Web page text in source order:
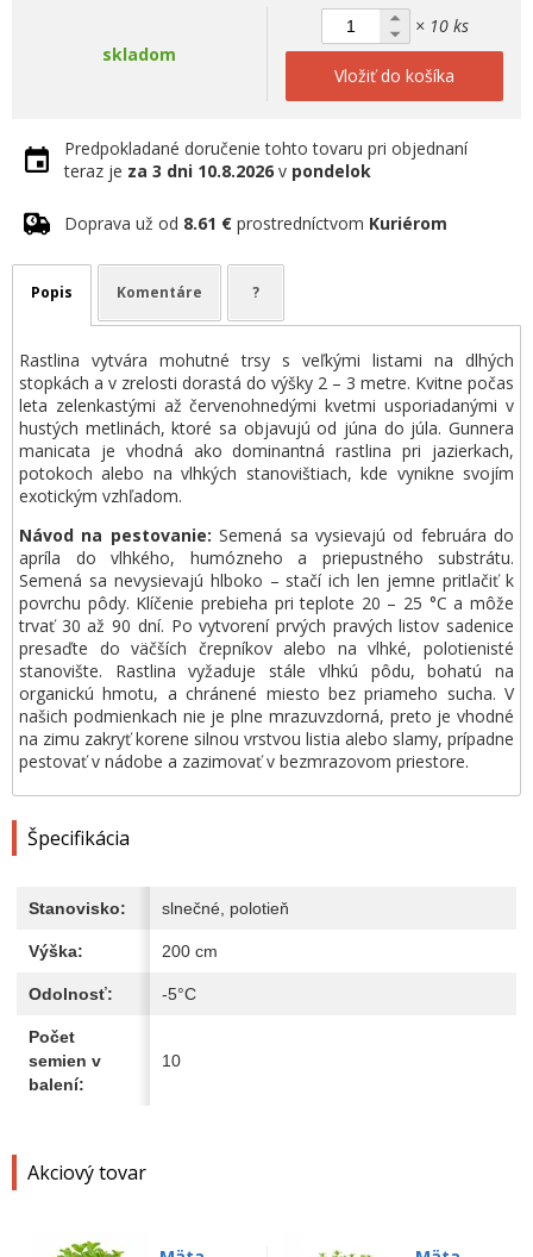
Akciový tovar
skladom
× 10 ks
Vložiť do košíka
Predpokladané doručenie tohto tovaru pri objednaní
teraz je za 3 dni 10.8.2026 v pondelok
Doprava už od 8.61 € prostredníctvom Kuriérom
Popis Komentáre ?
Rastlina vytvára mohutné trsy s veľkými listami na dlhých
stopkách a v zrelosti dorastá do výšky 2 – 3 metre. Kvitne počas
leta zelenkastými až červenohnedými kvetmi usporiadanými v
hustých metlinách, ktoré sa objavujú od júna do júla. Gunnera
manicata je vhodná ako dominantná rastlina pri jazierkach,
potokoch alebo na vlhkých stanovištiach, kde vynikne svojím
exotickým vzhľadom.
Návod na pestovanie:Semená sa vysievajú od februára do
apríla do vlhkého, humózneho a priepustného substrátu.
Semená sa nevysievajú hlboko – stačí ich len jemne pritlačiť k
povrchu pôdy. Klíčenie prebieha pri teplote 20 – 25 °C a môže
trvať 30 až 90 dní. Po vytvorení prvých pravých listov sadenice
presaďte do väčších črepníkov alebo na vlhké, polotienisté
stanovište. Rastlina vyžaduje stále vlhkú pôdu, bohatú na
organickú hmotu, a chránené miesto bez priameho sucha. V
našich podmienkach nie je plne mrazuvzdorná, preto je vhodné
na zimu zakryť korene silnou vrstvou listia alebo slamy, prípadne
pestovať v nádobe a zazimovať v bezmrazovom priestore.
Špecifikácia
Stanovisko: slnečné, polotieň
Výška: 200 cm
Odolnosť: -5°C
Počet
semien v
balení:
10